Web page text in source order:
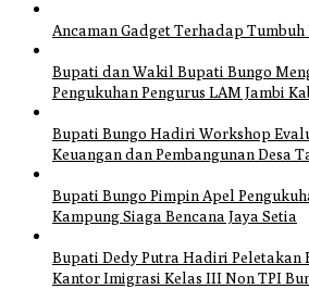
Ancaman Gadget Terhadap Tumbuh
Bupati dan Wakil Bupati Bungo
Pengukuhan Pengurus LAM Jambi
Bupati Bungo Hadiri Workshop
Keuangan dan Pembangunan Desa
Bupati Bungo Pimpin Apel
Kampung Siaga Bencana Jaya Setia
Bupati Dedy Putra Hadiri Peletakan
Kantor Imigrasi Kelas III Non TPI